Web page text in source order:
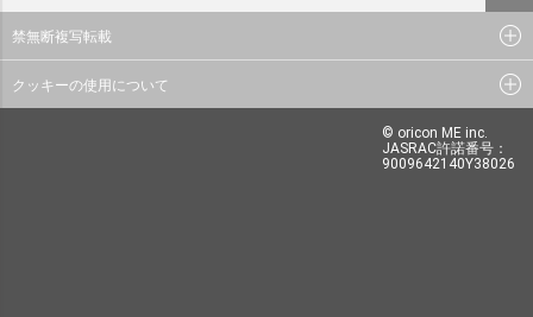
禁無断複写転載
クッキーの使用について
© oricon ME inc.
JASRAC許諾番号：
9009642140Y38026